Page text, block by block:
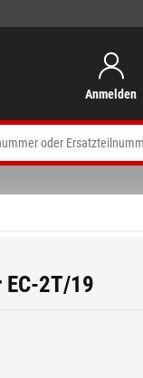
Anmelden
EC-2T/19